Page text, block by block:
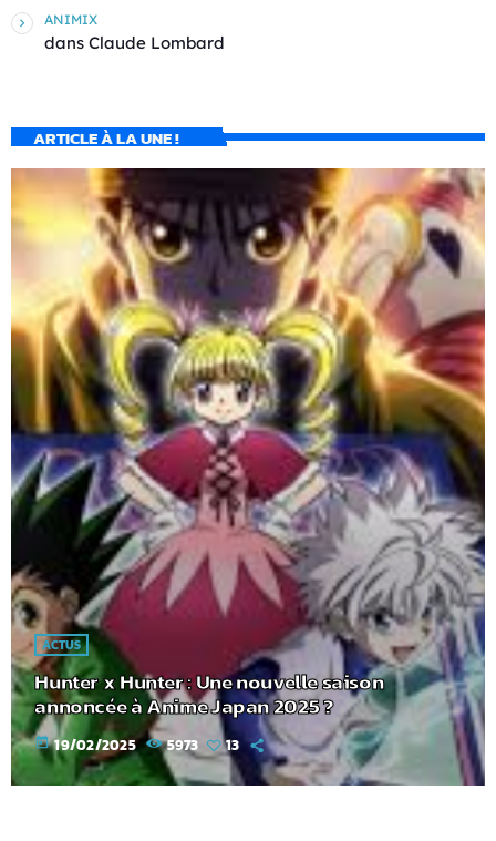
ANIMIX
dans Claude Lombard
ARTICLE À LA UNE !
ACTUS
Hunter x Hunter : Une nouvelle saison
annoncée à Anime Japan 2025 ?
today 19/02/2025 5973 13